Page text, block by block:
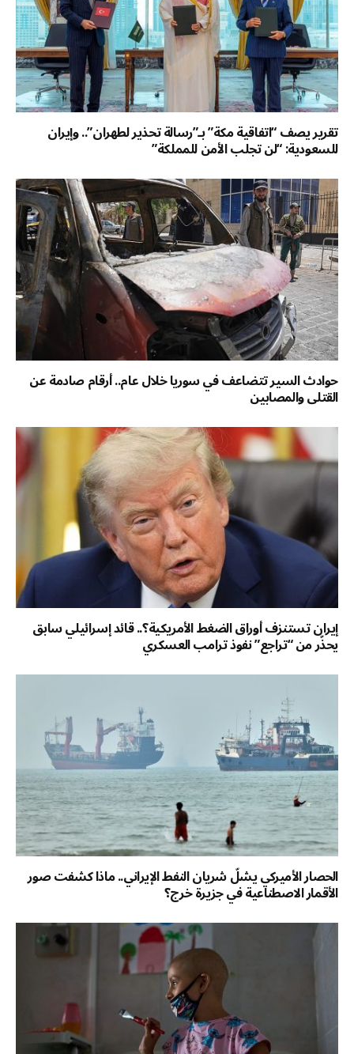
تقرير يصف “اتفاقية مكة” بـ”رسالة تحذير لطهران”.. وإيران
للسعودية: “لن تجلب الأمن للمملكة”
حوادث السير تتضاعف في سوريا خلال عام.. أرقام صادمة عن
القتلى والمصابين
إيران تستنزف أوراق الضغط الأمريكية؟.. قائد إسرائيلي سابق
يحذّر من “تراجع” نفوذ ترامب العسكري
الحصار الأميركي يشلّ شريان النفط الإيراني.. ماذا كشفت صور
الأقمار الاصطناعية في جزيرة خرج؟